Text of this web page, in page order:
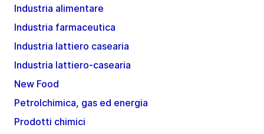
Industria alimentare
Industria farmaceutica
Industria lattiero casearia
Industria lattiero-casearia
New Food
Petrolchimica, gas ed energia
Prodotti chimici